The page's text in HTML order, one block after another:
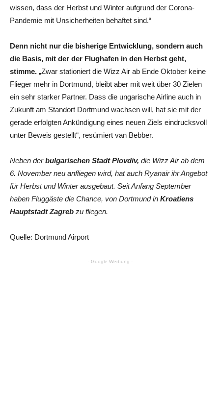
wissen, dass der Herbst und Winter aufgrund der Corona-
Pandemie mit Unsicherheiten behaftet sind.“
Denn nicht nur die bisherige Entwicklung, sondern auch
die Basis, mit der der Flughafen in den Herbst geht,
stimme. „Zwar stationiert die Wizz Air ab Ende Oktober keine
Flieger mehr in Dortmund, bleibt aber mit weit über 30 Zielen
ein sehr starker Partner. Dass die ungarische Airline auch in
Zukunft am Standort Dortmund wachsen will, hat sie mit der
gerade erfolgten Ankündigung eines neuen Ziels eindrucksvoll
unter Beweis gestellt“, resümiert van Bebber.
Neben derbulgarischen Stadt Plovdiv, die Wizz Air ab dem
6. November neu anfliegen wird, hat auch Ryanair ihr Angebot
für Herbst und Winter ausgebaut. Seit Anfang September
haben Fluggäste die Chance, von Dortmund in Kroatiens
Hauptstadt Zagreb zu fliegen.
Quelle: Dortmund Airport
- Google Werbung -